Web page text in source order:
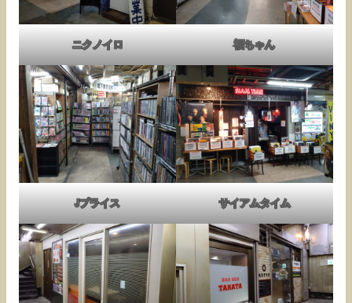
ニクノイロ 福ちゃん
Jプライス サイアムタイム